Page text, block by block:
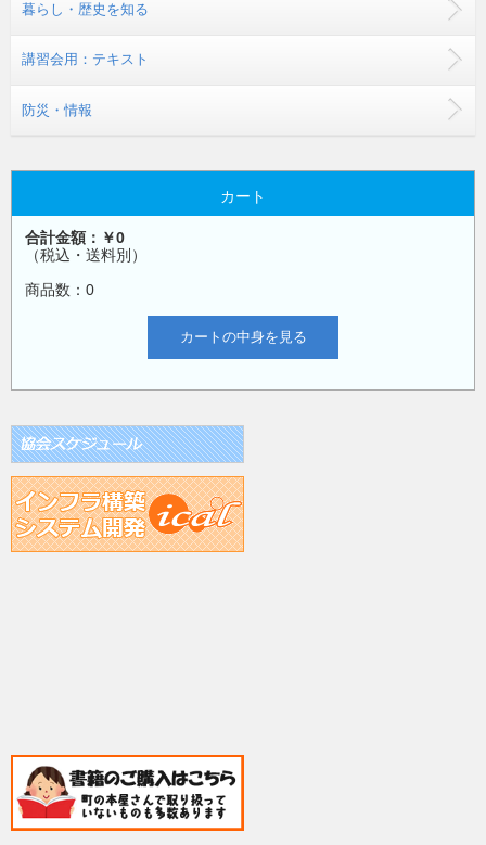
暮らし・歴史を知る
講習会用：テキスト
防災・情報
カート
合計金額：￥0
（税込・送料別）
商品数：0
カートの中身を見る